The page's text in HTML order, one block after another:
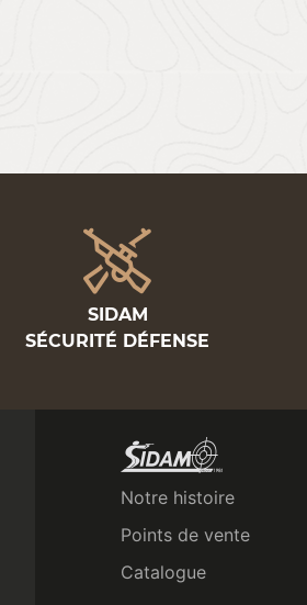
SIDAM
SÉCURITÉ DÉFENSE
Notre histoire
Points de vente
Catalogue